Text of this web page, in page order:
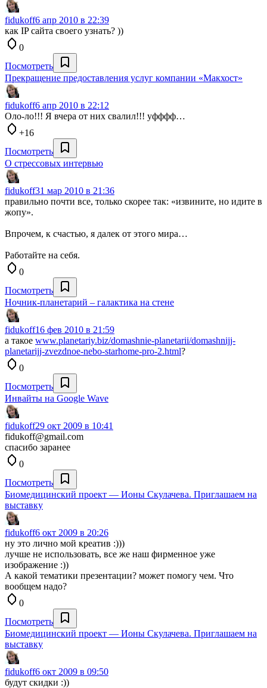
fidukoff6 апр 2010 в 22:39
как IP сайта своего узнать? ))
0
Посмотреть
Прекращение предоставления услуг компании «Макхост»
fidukoff6 апр 2010 в 22:12
Оло-ло!!! Я вчера от них свалил!!! уфффф…
+16
Посмотреть
О стрессовых интервью
fidukoff31 мар 2010 в 21:36
правильно почти все, только скорее так: «извините, но идите в
жопу».
Впрочем, к счастью, я далек от этого мира…
Работайте на себя.
0
Посмотреть
Ночник-планетарий – галактика на стене
fidukoff16 фев 2010 в 21:59
а такое www.planetariy.biz/domashnie-planetarii/domashnijj-
planetarijj-zvezdnoe-nebo-starhome-pro-2.html?
0
Посмотреть
Инвайты на Google Wave
fidukoff29 окт 2009 в 10:41
fidukoff@gmail.com
спасибо заранее
0
Посмотреть
Биомедицинский проект — Ионы Скулачева. Приглашаем на
выставку
fidukoff6 окт 2009 в 20:26
ну это лично мой креатив :)))
лучше не использовать, все же наш фирменное уже
изображение :))
А какой тематики презентации? может помогу чем. Что
вообщем надо?
0
Посмотреть
Биомедицинский проект — Ионы Скулачева. Приглашаем на
выставку
fidukoff6 окт 2009 в 09:50
будут скидки :))